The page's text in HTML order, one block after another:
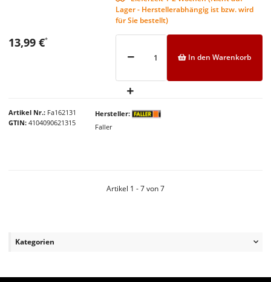
Lager - Herstellerabhängig ist bzw. wird
für Sie bestellt)
Artikel Nr. Fa162131
GTIN 4104090621315
Hersteller
Faller
13,99 €*
In den Warenkorb
Artikel 1 - 7 von 7
Kategorien